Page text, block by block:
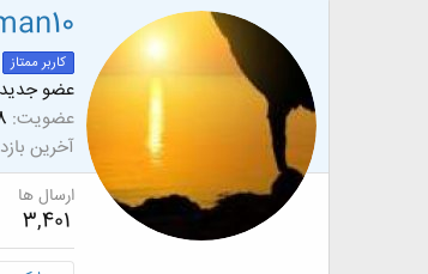
کاربر ممتاز
عضو جدید
عضویت
آخرین
ارسال ها
3,401